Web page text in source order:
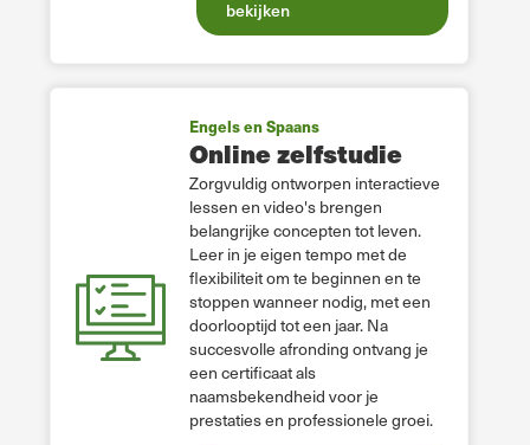
bekijken
Engels en Spaans
Online zelfstudie
Zorgvuldig ontworpen interactieve
lessen en video's brengen
belangrijke concepten tot leven.
Leer in je eigen tempo met de
flexibiliteit om te beginnen en te
stoppen wanneer nodig, met een
doorlooptijd tot een jaar. Na
succesvolle afronding ontvang je
een certificaat als
naamsbekendheid voor je
prestaties en professionele groei.